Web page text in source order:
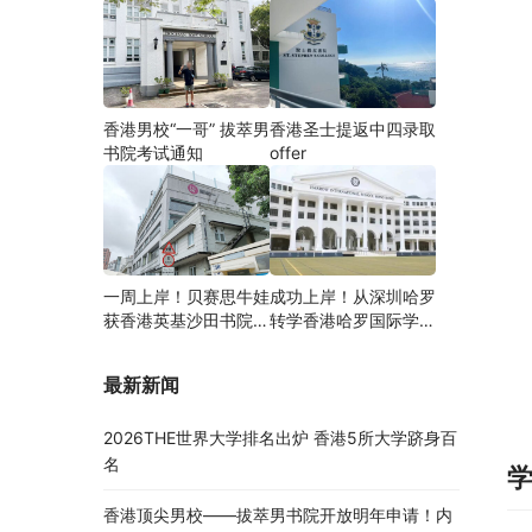
香港男校“一哥” 拔萃男
书院考试通知
香港圣士提返中四录取
offer
一周上岸！贝赛思牛娃
获香港英基沙田书院录
成功上岸！从深圳哈罗
转学香港哈罗国际学
最新新闻
2026THE世界大学排名出炉 香港5所大学跻身百
名
香港顶尖男校——拔萃男书院开放明年申请！内